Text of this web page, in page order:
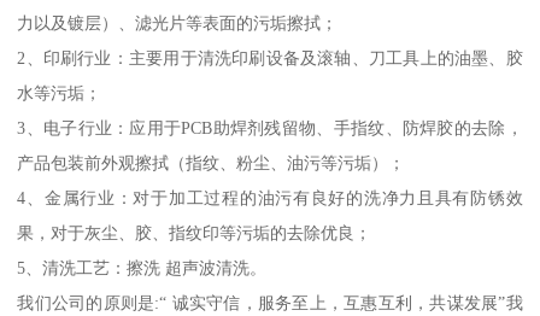
力以及镀层）、滤光片等表面的污垢擦拭；
2、印刷行业：主要用于清洗印刷设备及滚轴、刀工具上的油墨、胶
水等污垢；
3、电子行业：应用于PCB助焊剂残留物、手指纹、防焊胶的去除，
产品包装前外观擦拭（指纹、粉尘、油污等污垢）；
4、金属行业：对于加工过程的油污有良好的洗净力且具有防锈效
果，对于灰尘、胶、指纹印等污垢的去除优良；
5、清洗工艺：擦洗 超声波清洗。
我们公司的原则是:“ 诚实守信，服务至上，互惠互利，共谋发展”我